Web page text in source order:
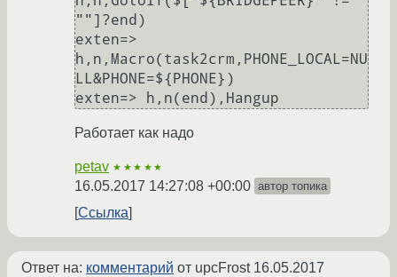
""]?end)
exten=>
h,n,Macro(task2crm,PHONE_LOCAL=NU
LL&PHONE=${PHONE})
Работает как надо
petav ★★★★★
16.05.2017 14:27:08 +00:00 автор топика
Ссылка
Ответ на: комментарий от upcFrost 16.05.2017